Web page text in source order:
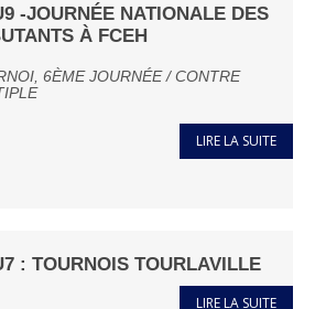
-JOURNÉE NATIONALE DES
À FCEH
6ÈME JOURNÉE / CONTRE
LIRE LA SUITE
: TOURNOIS TOURLAVILLE
LIRE LA SUITE